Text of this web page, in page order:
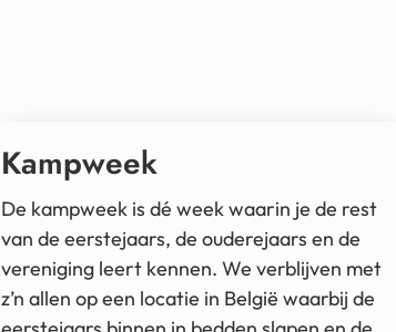
Kampweek
De kampweek is dé week waarin je de rest
van de eerstejaars, de ouderejaars en de
vereniging leert kennen. We verblijven met
z’n allen op een locatie in België waarbij de